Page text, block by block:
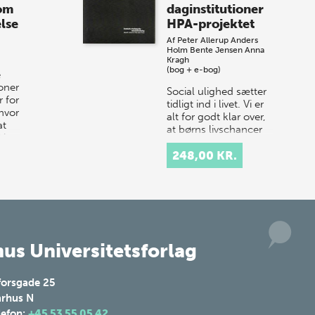
så sæt kryds i kalenderen onsdag den
for
i
daginstitutioner
HPA-projektet
Af Peter Allerup Anders
Holm Bente Jensen Anna
Kragh
(bog + e-bog)
Social ulighed sætter
tidligt ind i livet. Vi er
alt for godt klar over,
at børns livschancer
og muligheder ikke er
ens, men afhænger af
forældrebaggr…
248,00 KR.
Universitetsforlag
25
N